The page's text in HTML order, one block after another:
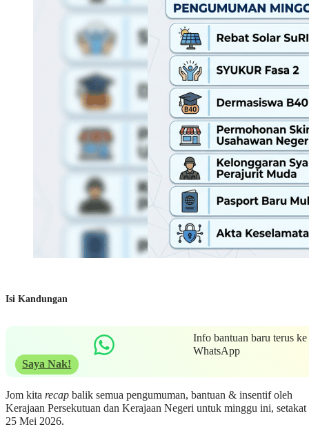
Isi Kandungan
Info bantuan baru terus ke
WhatsApp
Saya Nak!
Jom kita recap balik semua pengumuman, bantuan & insentif oleh
Kerajaan Persekutuan dan Kerajaan Negeri untuk minggu ini, setakat
25 Mei 2026.